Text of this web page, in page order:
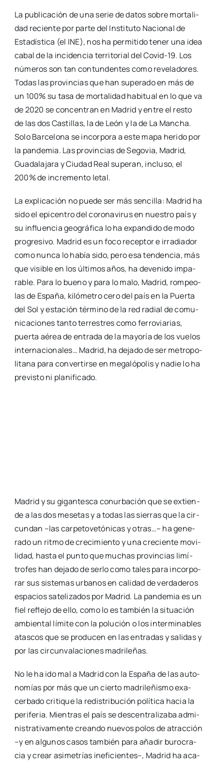
La publi­ca­ción de una serie de datos sobre mor­ta­li­
dad recien­te por par­te del Ins­ti­tu­to Nacio­nal de
Esta­dís­ti­ca (el INE), nos ha per­mi­ti­do tener una idea
cabal de la inci­den­cia terri­to­rial del Covid-19. Los
núme­ros son tan con­tun­den­tes como reve­la­do­res.
Todas las pro­vin­cias que han supe­ra­do en más de
un 100% su tasa de mor­ta­li­dad habi­tual en lo que va
de 2020 se con­cen­tran en Madrid y entre el res­to
de las dos Cas­ti­llas, la de León y la de La Man­cha.
Solo Bar­ce­lo­na se incor­po­ra a este mapa heri­do por
la pan­de­mia. Las pro­vin­cias de Sego­via, Madrid,
Gua­da­la­ja­ra y Ciu­dad Real supe­ran, inclu­so, el
200% de incre­men­to letal.
La expli­ca­ción no pue­de ser más sen­ci­lla: Madrid ha
sido el epi­cen­tro del coro­na­vi­rus en nues­tro país y
su influen­cia geo­grá­fi­ca lo ha expan­di­do de modo
pro­gre­si­vo. Madrid es un foco recep­tor e irra­dia­dor
como nun­ca lo había sido, pero esa ten­den­cia, más
que visi­ble en los últi­mos años, ha deve­ni­do impa­
ra­ble. Para lo bueno y para lo malo, Madrid, rom­peo­
las de Espa­ña, kiló­me­tro cero del país en la Puer­ta
del Sol y esta­ción tér­mino de la red radial de comu­
ni­ca­cio­nes tan­to terres­tres como ferro­via­rias,
puer­ta aérea de entra­da de la mayo­ría de los vue­los
inter­na­cio­na­les… Madrid, ha deja­do de ser metro­po­
li­ta­na para con­ver­tir­se en mega­ló­po­lis y nadie lo ha
pre­vis­to ni pla­ni­fi­ca­do.
rar sus sis­te­mas urba­nos en cali­dad de ver­da­de­ros
espa­cios sate­li­za­dos por Madrid. La pan­de­mia es un
fiel refle­jo de ello, como lo es tam­bién la situa­ción
ambien­tal lími­te con la polu­ción o los inter­mi­na­bles
atas­cos que se pro­du­cen en las entra­das y sali­das y
por las cir­cun­va­la­cio­nes madri­le­ñas.
No le ha ido mal a Madrid con la Espa­ña de las auto­
no­mías por más que un cier­to madri­le­ñis­mo exa­
cer­ba­do cri­ti­que la redis­tri­bu­ción polí­ti­ca hacia la
peri­fe­ria. Mien­tras el país se des­cen­tra­li­za­ba admi­
nis­tra­ti­va­men­te crean­do nue­vos polos de atrac­ción
cia y crear asi­me­trías inefi­cien­tes–, Madrid ha aca­
pa­ra­do el desa­rro­llo de la nación a una esca­la
impen­sa­ble cuan­do se ins­tau­ró el nue­vo régi­men
demo­crá­ti­co. La capi­tal lo es hoy en casi todos los
órde­nes, inclu­yen­do el indus­trial, el logís­ti­co, el
fut­bo­lís­ti­co, el ferial y cul­tu­ral, el infor­ma­ti­vo y
audio­vi­sual, el edu­ca­ti­vo y finan­cie­ro… no hay cam­